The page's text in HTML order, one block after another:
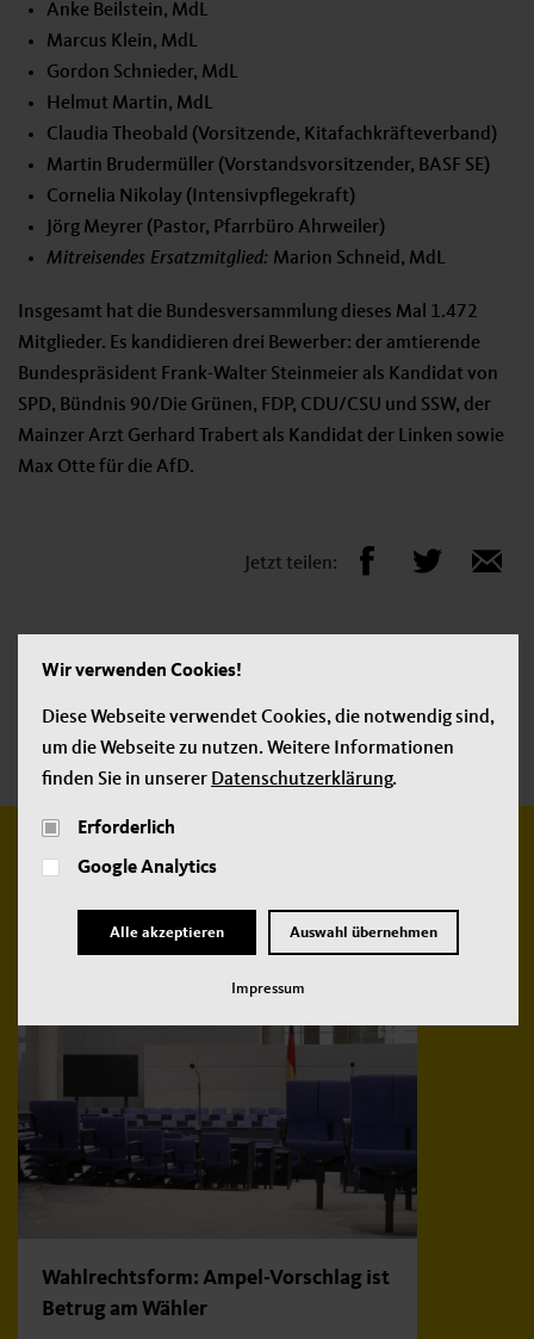
Anke Beilstein, MdL
Marcus Klein, MdL
Gordon Schnieder, MdL
Helmut Martin, MdL
Claudia Theobald (Vorsitzende, Kitafachkräfteverband)
Martin Brudermüller (Vorstandsvorsitzender, BASF SE)
Cornelia Nikolay (Intensivpflegekraft)
Jörg Meyrer (Pastor, Pfarrbüro Ahrweiler)
Mitreisendes Ersatzmitglied: Marion Schneid, MdL
Insgesamt hat die Bundesversammlung dieses Mal 1.472
Mitglieder. Es kandidieren drei Bewerber: der amtierende
Bundespräsident Frank-Walter Steinmeier als Kandidat von
SPD, Bündnis 90/Die Grünen, FDP, CDU/CSU und SSW, der
Mainzer Arzt Gerhard Trabert als Kandidat der Linken sowie
Max Otte für die AfD.
Jetzt teilen:
Bundespräsident Bundesversammlung
Tag:
CDU-Fraktion Tag:
Reichstag Tag:
Wahl
Weitere
neue Beiträge:
Wahlrechtsform: Ampel-Vorschlag ist
Betrug am Wähler
Wir verwenden Cookies!
Diese Webseite verwendet Cookies, die notwendig sind,
um die Webseite zu nutzen. Weitere Informationen
finden Sie in unserer Datenschutzerklärung.
Erforderlich
Google Analytics
Alle akzeptieren Auswahl übernehmen
Impressum